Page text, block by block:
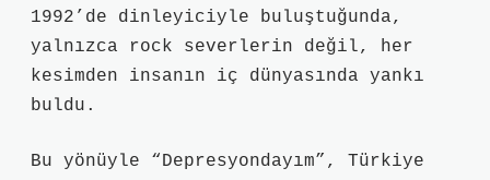
1992’de dinleyiciyle buluştuğunda,
yalnızca rock severlerin değil, her
kesimden insanın iç dünyasında yankı
buldu.
Bu yönüyle “Depresyondayım”, Türkiye